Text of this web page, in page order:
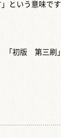
という意味です
「初版 第三刷